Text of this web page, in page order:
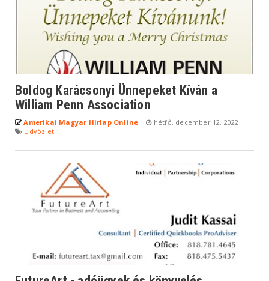
Boldog Karácsonyi Ünnepeket Kíván a
William Penn Association
Amerikai Magyar Hirlap Online
hétfő, december 12, 2022
Üdvözlet